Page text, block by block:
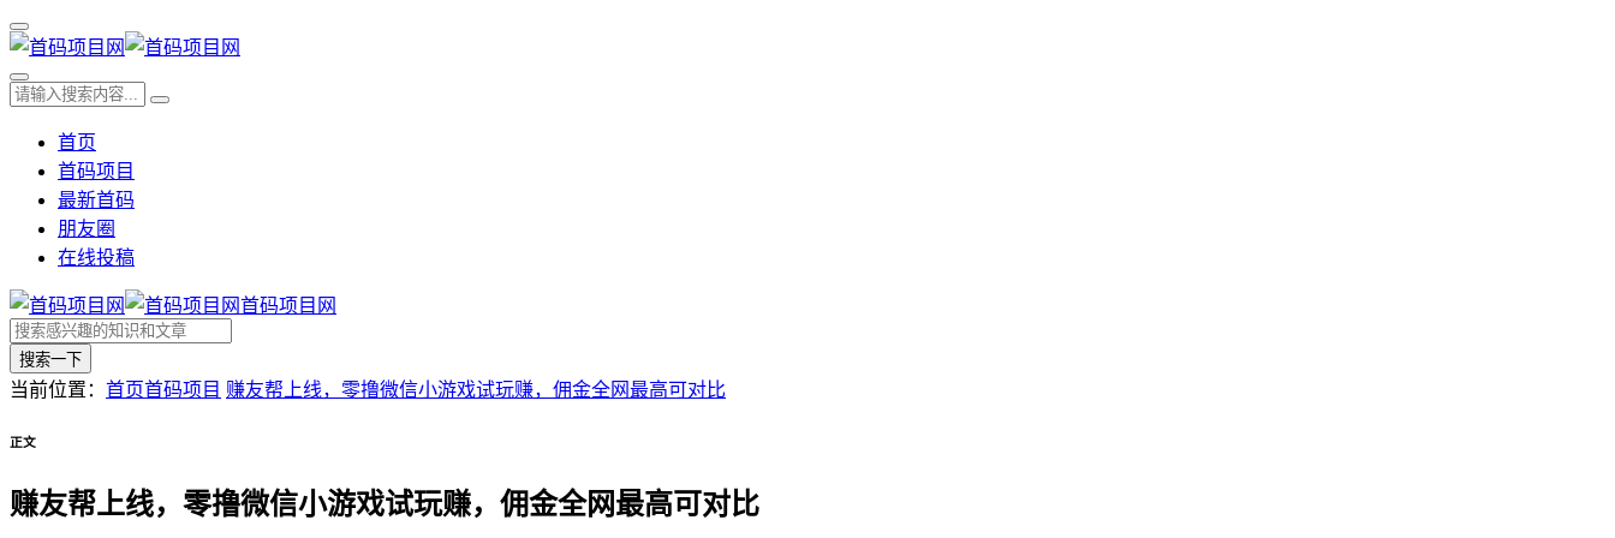
首页
首码项目
最新首码
朋友圈
在线投稿
首码项目网
搜索一下
当前位置： 首页首码项目 赚友帮上线，零撸微信小游戏试玩赚，佣金全网最高可对比
正文
赚友帮上线，零撸微信小游戏试玩赚，佣金全网最高可对比